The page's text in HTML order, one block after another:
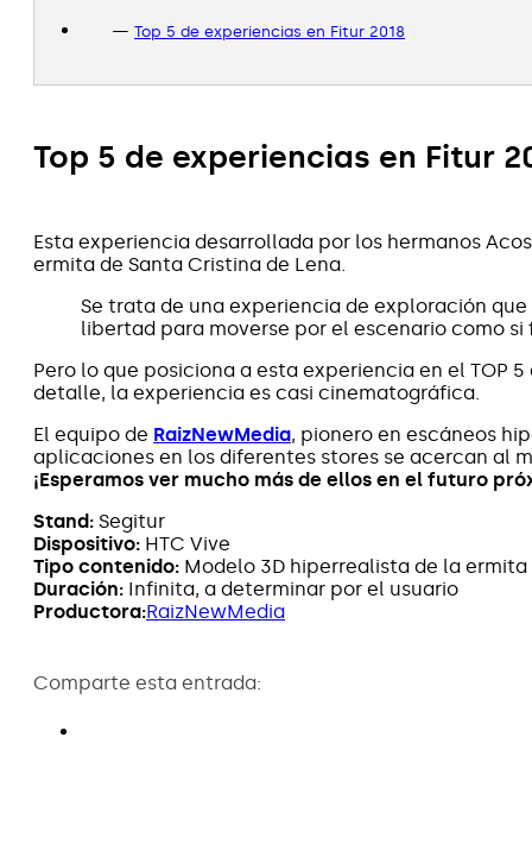
Top 5 de experiencias en Fitur 2018
Top 5 de experiencias en Fitur
Esta experiencia desarrollada por los hermanos
ermita de Santa Cristina de Lena.
Se trata de una experiencia de exploración
libertad para moverse por el escenario como si
Pero lo que posiciona a esta experiencia en el TOP
detalle, la experiencia es casi cinematográfica.
El equipo de RaizNewMedia, pionero en escáneos
aplicaciones en los diferentes stores se acercan al
¡Esperamos ver mucho más de ellos en el futuro
Stand: Segitur
Dispositivo: HTC Vive
Tipo contenido: Modelo 3D hiperrealista de la
Duración: Infinita, a determinar por el usuario
Productora:RaizNewMedia
Comparte esta entrada: